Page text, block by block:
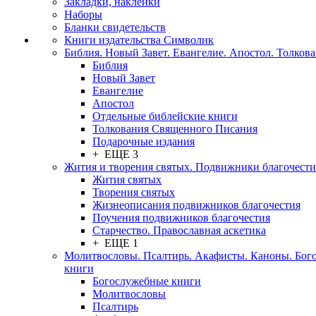
Наборы
Бланки свидетельств
Книги издательства Символик
Библия. Новый Завет. Евангелие. Апостол.
Библия
Новый Завет
Евангелие
Апостол
Отдельные библейские книги
Толкования Священного Писания
Подарочные издания
+ ЕЩЕ 3
Жития и творения святых. Подвижники
Жития святых
Творения святых
Жизнеописания подвижников благочестия
Поучения подвижников благочестия
Старчество. Православная аскетика
+ ЕЩЕ 1
Молитвословы. Псалтирь. Акафисты. Каноны.
книги
Богослужебные книги
Молитвословы
Псалтирь